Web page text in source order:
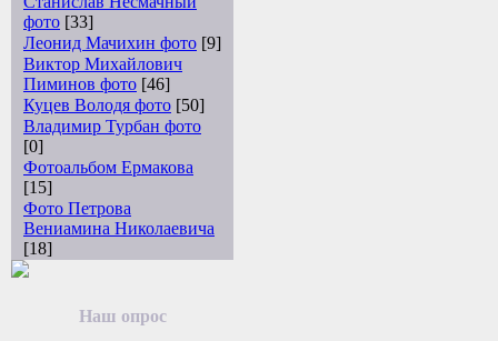
фото [33]
Леонид Мачихин фото [9]
Виктор Михайлович
Пиминов фото [46]
Куцев Володя фото [50]
Владимир Турбан фото
[0]
Фотоальбом Ермакова
[15]
Фото Петрова
Вениамина Николаевича
[18]
Наш опрос